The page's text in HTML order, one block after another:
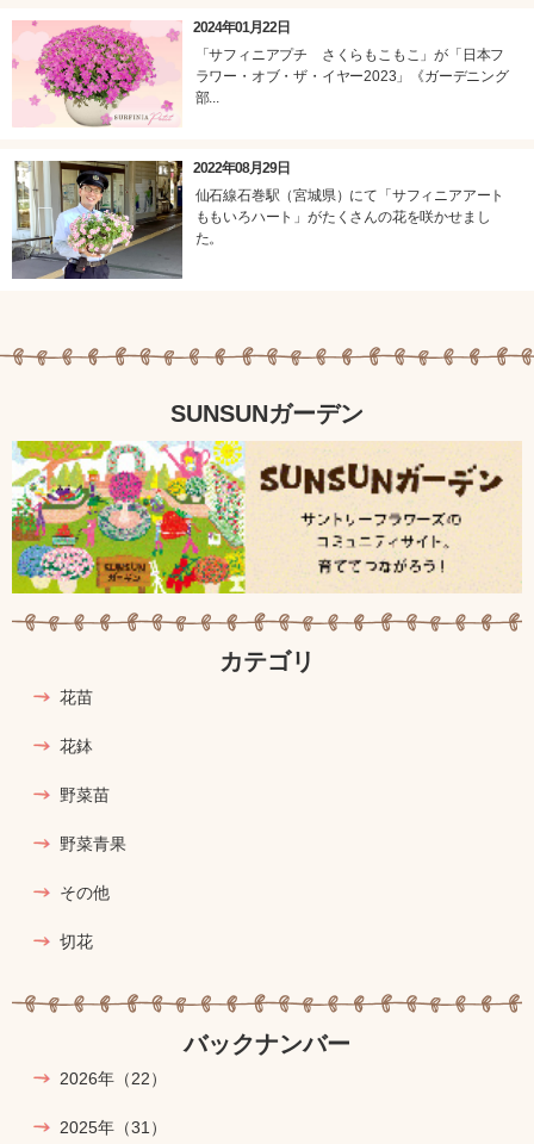
2024年01月22日
「サフィニアプチ さくらもこもこ」が「日本フ
ラワー・オブ・ザ・イヤー2023」《ガーデニング
部...
2022年08月29日
仙石線石巻駅（宮城県）にて「サフィニアアート
ももいろハート」がたくさんの花を咲かせまし
た。
SUNSUNガーデン
カテゴリ
花苗
花鉢
野菜苗
野菜青果
その他
切花
バックナンバー
2026年 （22）
2025年 （31）